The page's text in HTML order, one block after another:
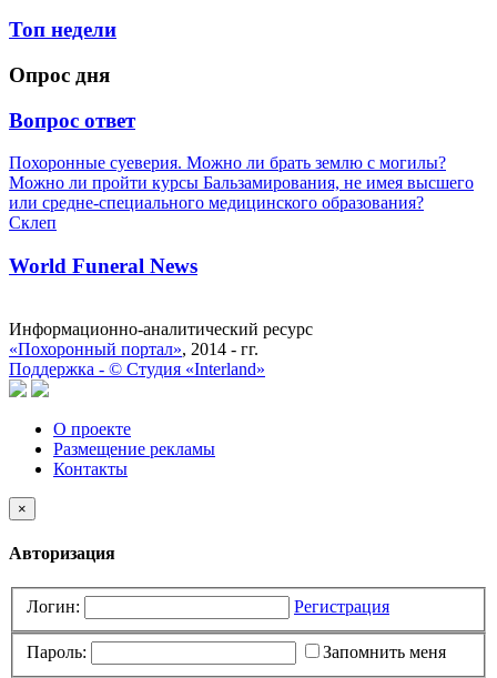
Топ недели
Опрос дня
Вопрос ответ
Похоронные суеверия. Можно ли брать землю с могилы?
Можно ли пройти курсы Бальзамирования, не имея высшего
или средне-специального медицинского образования?
Склеп
World Funeral News
Информационно-аналитический ресурс
«Похоронный портал», 2014 - гг.
Поддержка - © Cтудия «Interland»
О проекте
Размещение рекламы
Контакты
×
Авторизация
Логин: Регистрация
Пароль: Запомнить меня